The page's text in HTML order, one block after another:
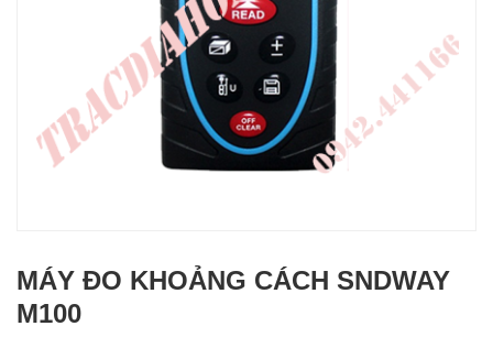
MÁY ĐO KHOẢNG CÁCH SNDWAY
M100